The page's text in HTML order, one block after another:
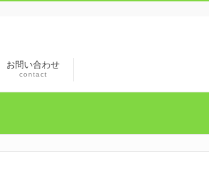
お問い合わせ
contact